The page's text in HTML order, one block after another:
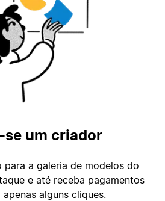
se um criador
para a galeria de modelos do
e até receba pagamentos
alguns cliques.